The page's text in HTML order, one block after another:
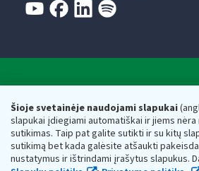
Šioje svetainėje naudojami slapukai
slapukai įdiegiami automatiškai ir jiems nėra
sutikimas. Taip pat galite sutikti ir su kitų
sutikimą bet kada galėsite atšaukti
nustatymus ir ištrindami įrašytus slapukus.
Respublikos finansų ministerijos
Biudžetinė įstaiga. Juridinio asmens kodas —
adresas: Vasario 16-osios g. 14, 01107
vmi@vmi.lt, E. pristatymo dėžutės adresas
Duomenys apie Valstybinę mokesčių